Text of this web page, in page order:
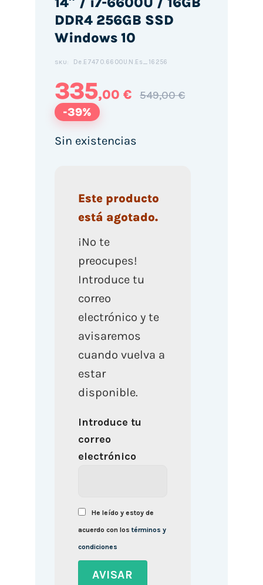
DDR4 256GB SSD
Windows 10
SKU: De.E7470.6600U.N.Es_16256
335,00 € 549,00 €
-39%
Sin existencias
Este producto
está agotado.
¡No te
preocupes!
Introduce tu
correo
electrónico y te
avisaremos
cuando vuelva a
estar
disponible.
Introduce tu
correo
electrónico
He leído y estoy de
acuerdo con lostérminos y
condiciones